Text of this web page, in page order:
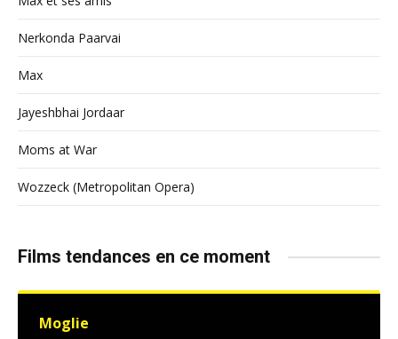
Nerkonda Paarvai
Max
Jayeshbhai Jordaar
Moms at War
Wozzeck (Metropolitan Opera)
Films tendances en ce moment
Moglie